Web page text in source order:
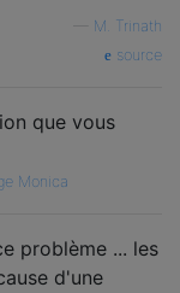
M. Trinath
source
que vous
Monica
problème ... les
d'une